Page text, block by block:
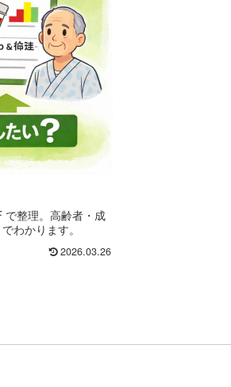
整理。高齢者・成
わかります。
2026.03.26